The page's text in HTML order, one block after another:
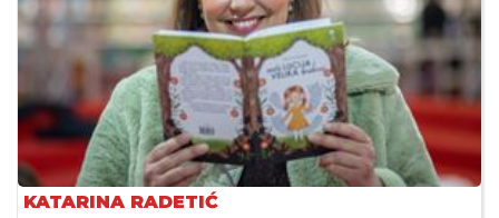
KATARINA RADETIĆ